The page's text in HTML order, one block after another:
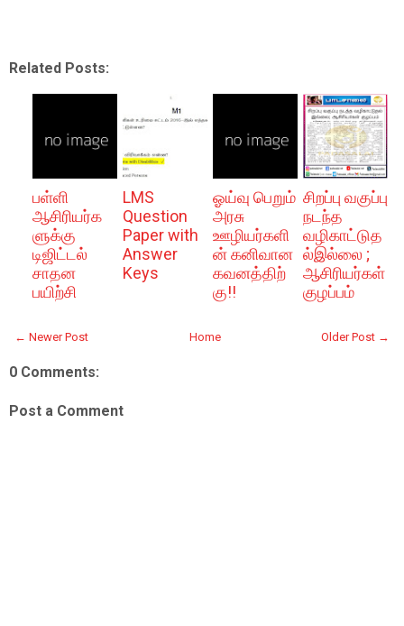
Related Posts:
பள்ளி
ஆசிரியர்க
ளுக்கு
டிஜிட்டல்
சாதன
பயிற்சி
LMS
Question
Paper with
Answer
Keys
ஓய்வு பெறும்
அரசு
ஊழியர்களி
ன் கனிவான
கவனத்திற்
கு!!
சிறப்பு வகுப்பு
நடந்த
வழிகாட்டுத
ல்இல்லை ;
ஆசிரியர்கள்
குழப்பம்
← Newer Post Older Post →
Home
0 Comments:
Post a Comment